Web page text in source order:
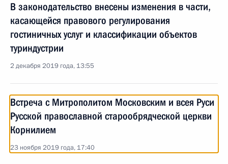
В законодательство внесены изменения в части,
касающейся правового регулирования
гостиничных услуг и классификации объектов
туриндустрии
2 декабря 2019 года, 13:55
Встреча с Митрополитом Московским и всея Руси
Русской православной старообрядческой церкви
Корнилием
23 ноября 2019 года, 17:40